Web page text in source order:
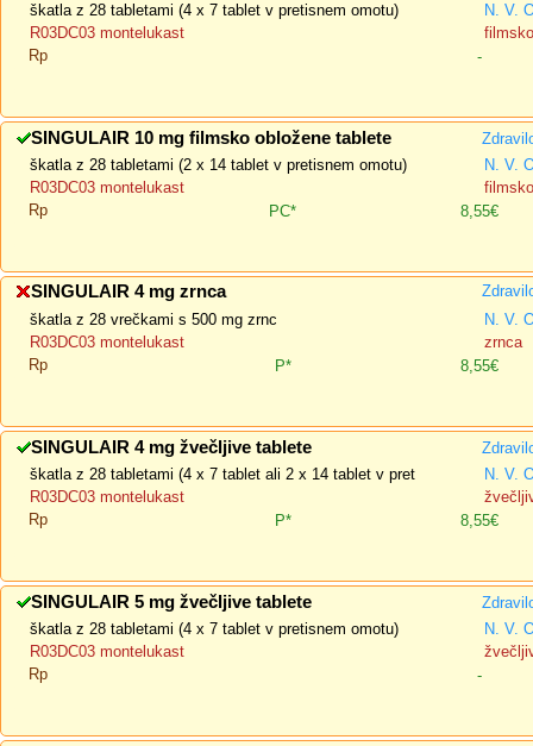
škatla z 28 tabletami (4 x 7 tablet v pretisnem omotu)
N. V.
R03DC03 montelukast
Rp
-
SINGULAIR 10 mg filmsko obložene tablete
škatla z 28 tabletami (2 x 14 tablet v pretisnem omotu)
N. V.
R03DC03 montelukast
Rp
PC* 8,55€
SINGULAIR 4 mg zrnca
škatla z 28 vrečkami s 500 mg zrnc
N. V.
R03DC03 montelukast
zrnca
Rp
P* 8,55€
SINGULAIR 4 mg žvečljive tablete
škatla z 28 tabletami (4 x 7 tablet ali 2 x 14 tablet v pret
N. V.
R03DC03 montelukast
Rp
P* 8,55€
SINGULAIR 5 mg žvečljive tablete
škatla z 28 tabletami (4 x 7 tablet v pretisnem omotu)
N. V.
R03DC03 montelukast
Rp
-